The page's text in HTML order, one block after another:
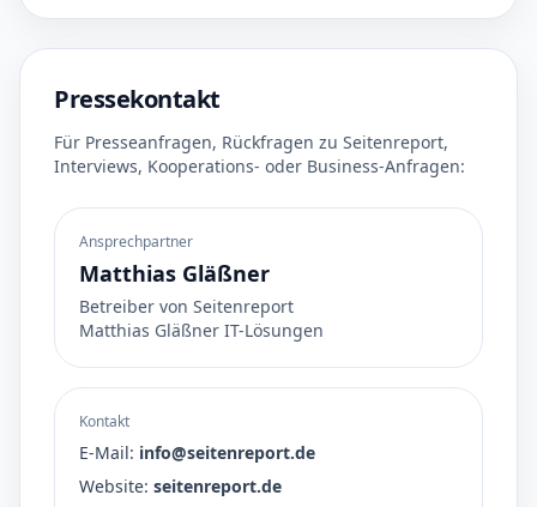
Pressekontakt
Für Presseanfragen, Rückfragen zu Seitenreport,
Interviews, Kooperations- oder Business-Anfragen:
Ansprechpartner
Matthias Gläßner
Betreiber von Seitenreport
Matthias Gläßner IT-Lösungen
Kontakt
E-Mail: info@seitenreport.de
Website: seitenreport.de